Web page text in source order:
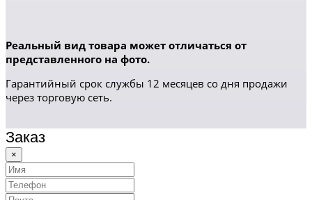
Реальный вид товара может отличаться от
представленного на фото.
Гарантийный срок службы 12 месяцев со дня продажи
через торговую сеть.
Заказ
×